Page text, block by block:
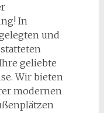
In
und
geliebte
Wir bieten
modernen